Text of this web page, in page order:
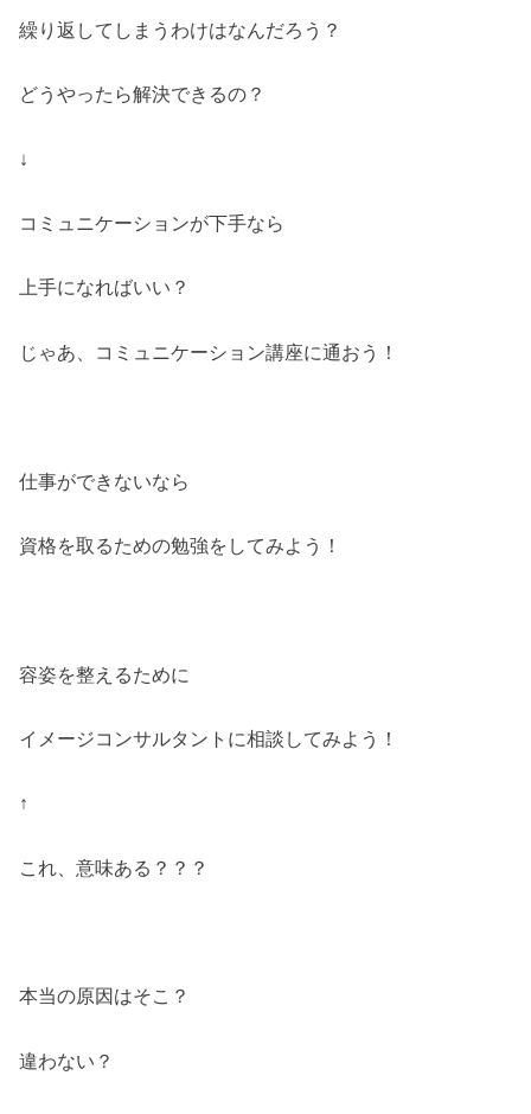
繰り返してしまうわけはなんだろう？
どうやったら解決できるの？
↓
コミュニケーションが下手なら
上手になればいい？
じゃあ、コミュニケーション講座に通おう！
仕事ができないなら
資格を取るための勉強をしてみよう！
容姿を整えるために
イメージコンサルタントに相談してみよう！
↑
これ、意味ある？？？
本当の原因はそこ？
違わない？